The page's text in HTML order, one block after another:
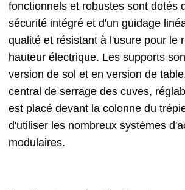
fonctionnels et robustes sont dotés
sécurité intégré et d'un guidage
qualité et résistant à l'usure pour le
hauteur électrique. Les supports
version de sol et en version de
central de serrage des cuves,
est placé devant la colonne du
d'utiliser les nombreux systèmes
modulaires.